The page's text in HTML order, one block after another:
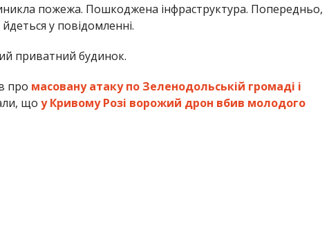
пожежа. Пошкоджена інфраструктура. Попередньо,
у повідомленні.
приватний будинок.
про масовану атаку по Зеленодольській громаді і
що у Кривому Розі ворожий дрон вбив молодого